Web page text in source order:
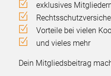
exklusives
Vorteile bei vielen
und vieles mehr
Dein Mitgliedsbeitrag